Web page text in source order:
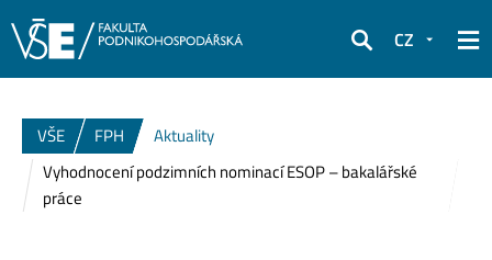
Hledat
CZ
VŠE FPH
Aktuality
Vyhodnocení podzimních nominací ESOP – bakalářské
práce